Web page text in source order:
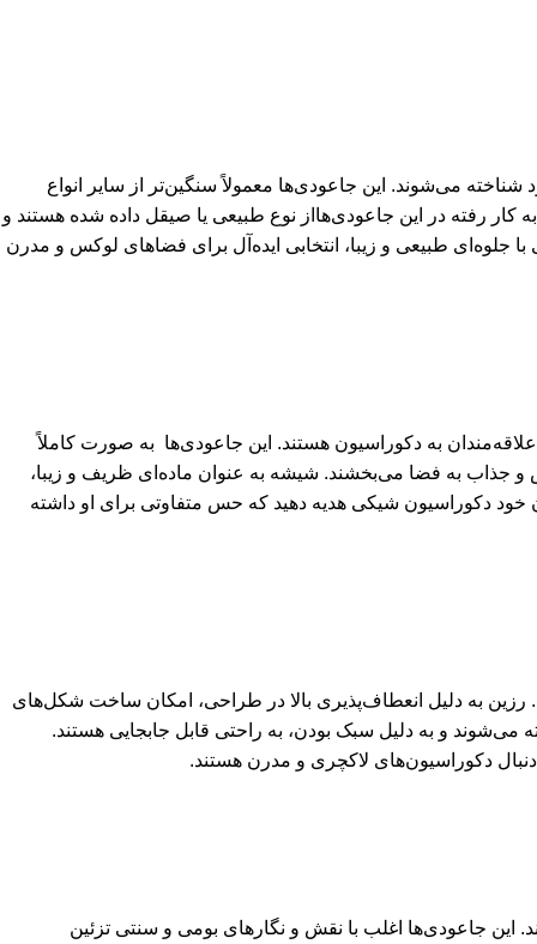
می‌شوند. این جاعودی‌ها معمولاً سنگین‌تر از سایر انواع
رفته در این جاعودی‌هااز نوع طبیعی یا صیقل داده شده هستند و
جلوه‌ای طبیعی و زیبا، انتخابی ایده‌آل برای فضاهای لوکس و مدرن
به دکوراسیون هستند. این جاعودی‌ها به صورت کاملاً
جذاب به فضا می‌بخشند. شیشه به عنوان ماده‌ای ظریف و زیبا،
دکوراسیون شیکی هدیه دهید که حس متفاوتی برای او داشته
به دلیل انعطاف‌پذیری بالا در طراحی، امکان ساخت شکل‌های
و به دلیل سبک بودن، به راحتی قابل جابجایی هستند.
دکوراسیون‌های لاکچری و مدرن هستند.
جاعودی‌ها اغلب با نقش و نگارهای بومی و سنتی تزئین